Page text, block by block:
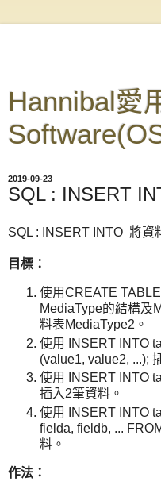
Hannibal愛
2019-09-23
SQL : INSERT
SQL : INSERT INTO 將資
目標：
使用CREATE
MediaType的結構及
料表MediaType2。
使用 INSERT INTO
(value1, value2, ...);
使用 INSERT INTO
插入2筆資料。
使用 INSERT INTO
fielda, fieldb, ...
料。
作法：